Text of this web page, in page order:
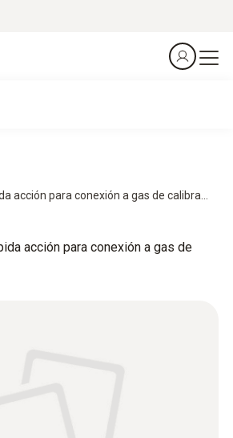
acción para conexión a gas de calibra...
acción para conexión a gas de